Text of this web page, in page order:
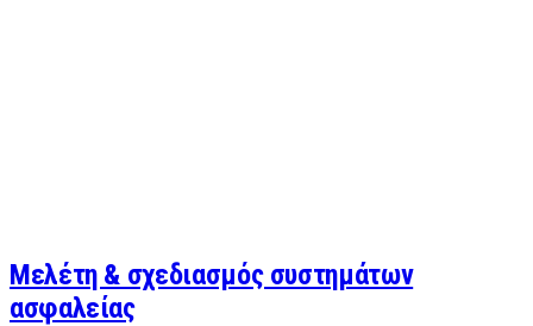
Μελέτη & σχεδιασμός συστημάτων
ασφαλείας